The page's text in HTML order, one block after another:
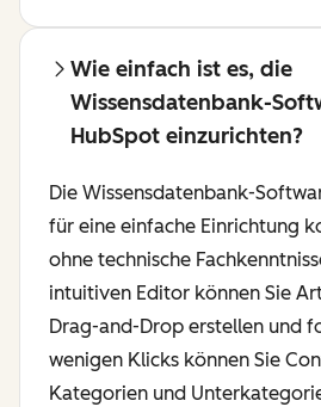
Wie einfach ist es, die
Wissensdatenbank-
HubSpot einzurichten?
Die Wissensdatenbank-
für eine einfache Einrichtung
ohne technische
intuitiven Editor können Sie
Drag-and-Drop erstellen und
wenigen Klicks können Sie
Kategorien und